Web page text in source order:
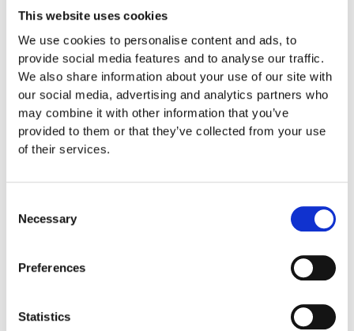
This website uses cookies
We use cookies to personalise content and ads, to
provide social media features and to analyse our traffic.
We also share information about your use of our site with
our social media, advertising and analytics partners who
may combine it with other information that you’ve
provided to them or that they’ve collected from your use
of their services.
Selection
Necessary
Preferences
Statistics
Solskydd
Inspringningshinder
Trampolin
Trampolinerna är
tillverkade av fjädrande material som
gör att barnen kan hoppa högt. Att
komplettera lekplatsen med
trampoliner blir ett spännande inslag
monteras mellan lekplatsutrustning
där det finns lediga ytor. När barnen
FALLSKYDD & UNDERLAG
Euroflex fallskyddsmatta 30
mm - för fallhöjd till och med